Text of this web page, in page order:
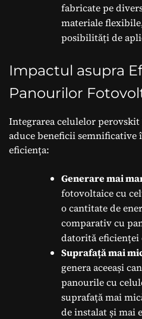
fabricate pe
materiale
posibilități de
Impactul asupra
Panourilor
Integrarea celulelor
aduce beneficii semnificative
eficiența:
Generare mai
fotovoltaice cu
o cantitate de
comparativ cu
datorită eficienței
Suprafață mai
genera aceeași
panourile cu
suprafață mai
de instalat și mai